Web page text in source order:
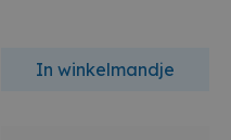
In winkelmandje